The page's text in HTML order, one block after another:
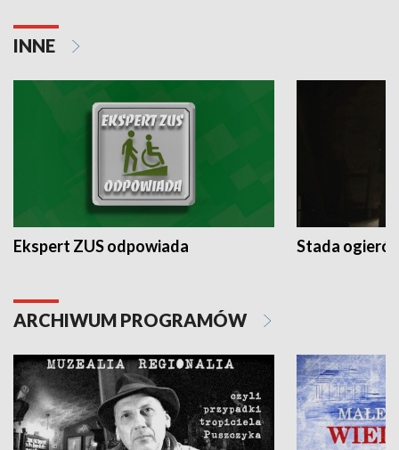
INNE
Ekspert ZUS odpowiada Stada
ARCHIWUM PROGRAMÓW